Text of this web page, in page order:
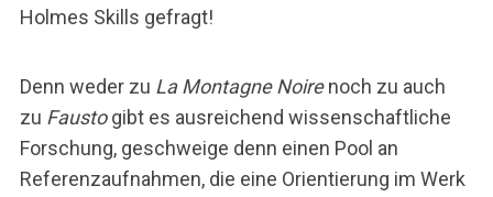
Holmes Skills gefragt!
Denn weder zu La Montagne Noirenoch zu auch
zu Faustogibt es ausreichend wissenschaftliche
Forschung, geschweige denn einen Pool an
Referenzaufnahmen, die eine Orientierung im Werk